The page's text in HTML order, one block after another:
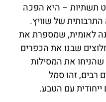
תשתיות – היא הפכה
של שוויץ.
לאומית, שמספרת את
שבנו את הכפרים
שהניחו את המסילות
רבים, זהו סמל
ייחודית עם הטבע.